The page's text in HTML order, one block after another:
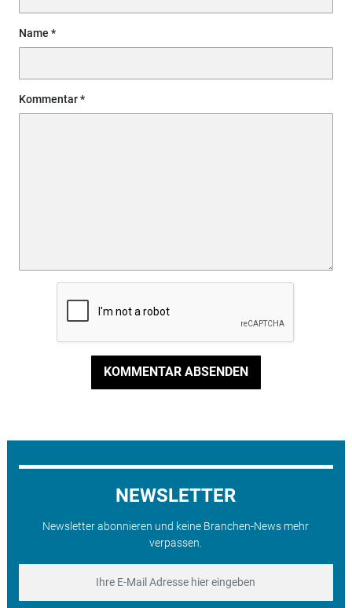
Name
Kommentar
KOMMENTAR ABSENDEN
NEWSLETTER
Newsletter abonnieren und keine Branchen-News mehr
verpassen.